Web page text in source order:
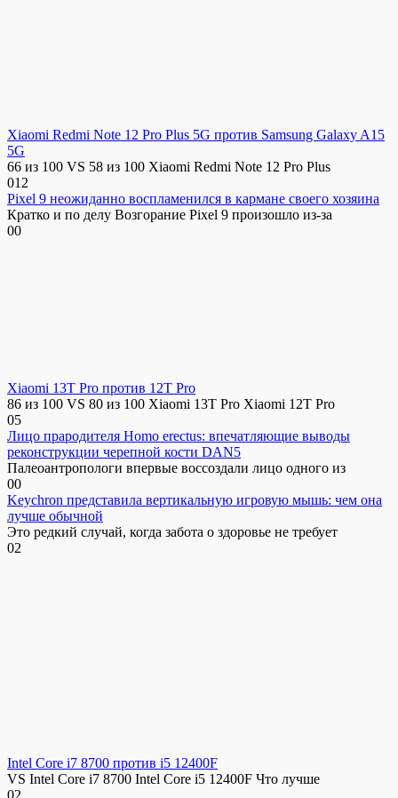
Xiaomi Redmi Note 12 Pro Plus 5G против Samsung Galaxy A15
5G
66 из 100 VS 58 из 100 Xiaomi Redmi Note 12 Pro Plus
012
Pixel 9 неожиданно воспламенился в кармане своего хозяина
Кратко и по делу Возгорание Pixel 9 произошло из-за
00
Xiaomi 13T Pro против 12T Pro
86 из 100 VS 80 из 100 Xiaomi 13T Pro Xiaomi 12T Pro
05
Лицо прародителя Homo erectus: впечатляющие выводы
реконструкции черепной кости DAN5
Палеоантропологи впервые воссоздали лицо одного из
00
Keychron представила вертикальную игровую мышь: чем она
лучше обычной
Это редкий случай, когда забота о здоровье не требует
02
Intel Core i7 8700 против i5 12400F
VS Intel Core i7 8700 Intel Core i5 12400F Что лучше
02